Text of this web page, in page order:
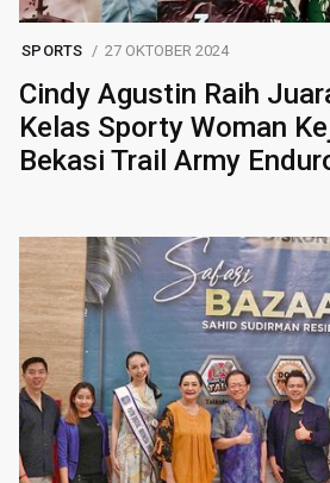
SPORTS 27 OKTOBER 2024
Cindy Agustin Raih
Kelas Sporty Woman
Bekasi Trail Army